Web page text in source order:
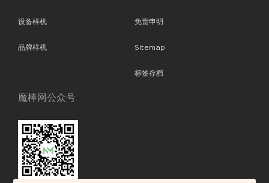
设备样机
品牌样机
免责申明
Sitemap
标签存档
魔棒网公众号